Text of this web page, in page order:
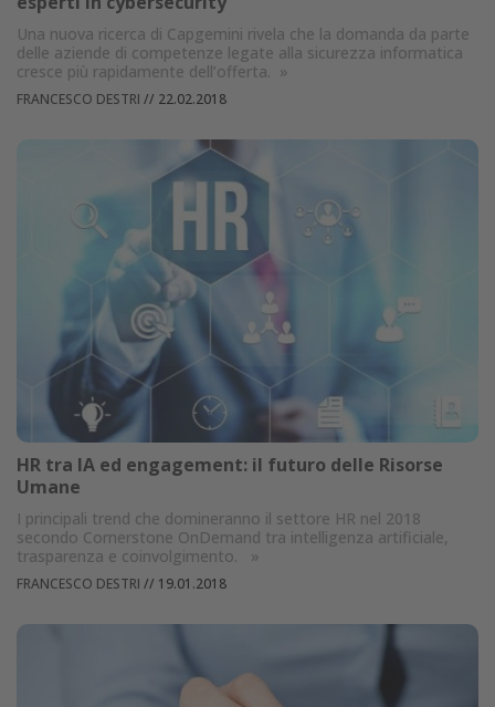
Una nuova ricerca di Capgemini rivela che la domanda da parte
delle aziende di competenze legate alla sicurezza informatica
cresce più rapidamente dell’offerta. »
FRANCESCO DESTRI // 22.02.2018
HR tra IA ed engagement: il futuro delle Risorse
Umane
I principali trend che domineranno il settore HR nel 2018
secondo Cornerstone OnDemand tra intelligenza artificiale,
trasparenza e coinvolgimento.
»
FRANCESCO DESTRI // 19.01.2018